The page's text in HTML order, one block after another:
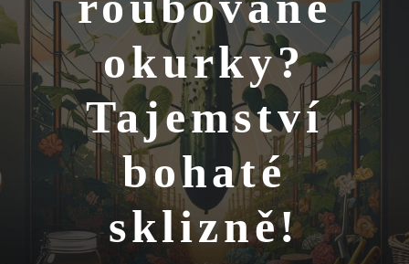
okurky?
Tajemství
bohaté
sklizně!